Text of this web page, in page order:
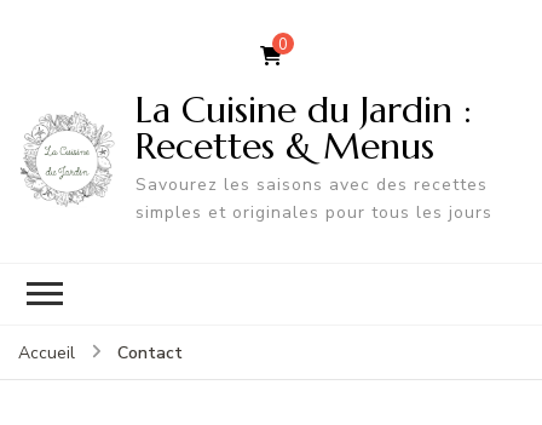
0
La Cuisine du Jardin :
Recettes & Menus
Savourez les saisons avec des recettes
simples et originales pour tous les jours
Accueil Contact